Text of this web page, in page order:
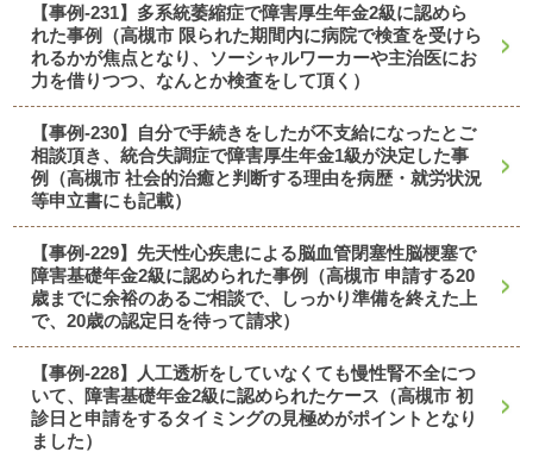
【事例-231】多系統萎縮症で障害厚生年金2級に認めら
れた事例（高槻市 限られた期間内に病院で検査を受けら
れるかが焦点となり、ソーシャルワーカーや主治医にお
力を借りつつ、なんとか検査をして頂く）
【事例-230】自分で手続きをしたが不支給になったとご
相談頂き、統合失調症で障害厚生年金1級が決定した事
例（高槻市 社会的治癒と判断する理由を病歴・就労状況
等申立書にも記載）
【事例-229】先天性心疾患による脳血管閉塞性脳梗塞で
障害基礎年金2級に認められた事例（高槻市 申請する20
歳までに余裕のあるご相談で、しっかり準備を終えた上
で、20歳の認定日を待って請求）
【事例-228】人工透析をしていなくても慢性腎不全につ
いて、障害基礎年金2級に認められたケース（高槻市 初
診日と申請をするタイミングの見極めがポイントとなり
ました）